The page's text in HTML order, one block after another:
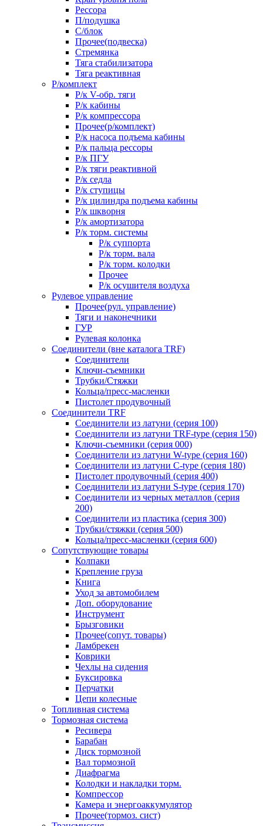
Рессора
П/подушка
С/блок
Прочее(подвеска)
Стремянка
Тяга стабилизатора
Тяга реактивная
Р/комплект
Р/к V-обр. тяги
Р/к кабины
Р/к компрессора
Прочее(р/комплект)
Р/к насоса подъема кабины
Р/к пальца рессоры
Р/к ПГУ
Р/к тяги реактивной
Р/к седла
Р/к ступицы
Р/к цилиндра подъема кабины
Р/к шкворня
Р/к амортизатора
Р/к торм. системы
Р/к суппорта
Р/к торм. вала
Р/к торм. колодки
Прочее
Р/к осушителя воздуха
Рулевое управление
Прочее(рул. управление)
Тяги и наконечники
ГУР
Рулевая колонка
Соединители (вне каталога TRF)
Соединители
Ключи-cъемники
Трубки/Стяжки
Кольца/пресс-масленки
Пистолет продувочный
Соединители TRF
Соединители из латуни (серия 100)
Соединители из латуни TRF-type (серия 150)
Ключи-съемники (серия 000)
Соединители из латуни W-type (серия 160)
Соединители из латуни С-type (серия 180)
Пистолет продувочный (серия 400)
Соединители из латуни S-type (серия 170)
Соединители из черных металлов (серия
200)
Соединители из пластика (серия 300)
Трубки/стяжки (серия 500)
Кольца/пресс-масленки (серия 600)
Сопутствующие товары
Колпаки
Крепление груза
Книга
Уход за автомобилем
Доп. оборудование
Инструмент
Брызговики
Прочее(сопут. товары)
Ламбрекен
Коврики
Чехлы на сидения
Буксировка
Перчатки
Цепи колесные
Топливная система
Тормозная система
Ресивера
Барабан
Диск тормозной
Вал тормозной
Диафрагма
Колодки и накладки торм.
Компрессор
Камера и энергоаккумулятор
Прочее(тормоз. сист)